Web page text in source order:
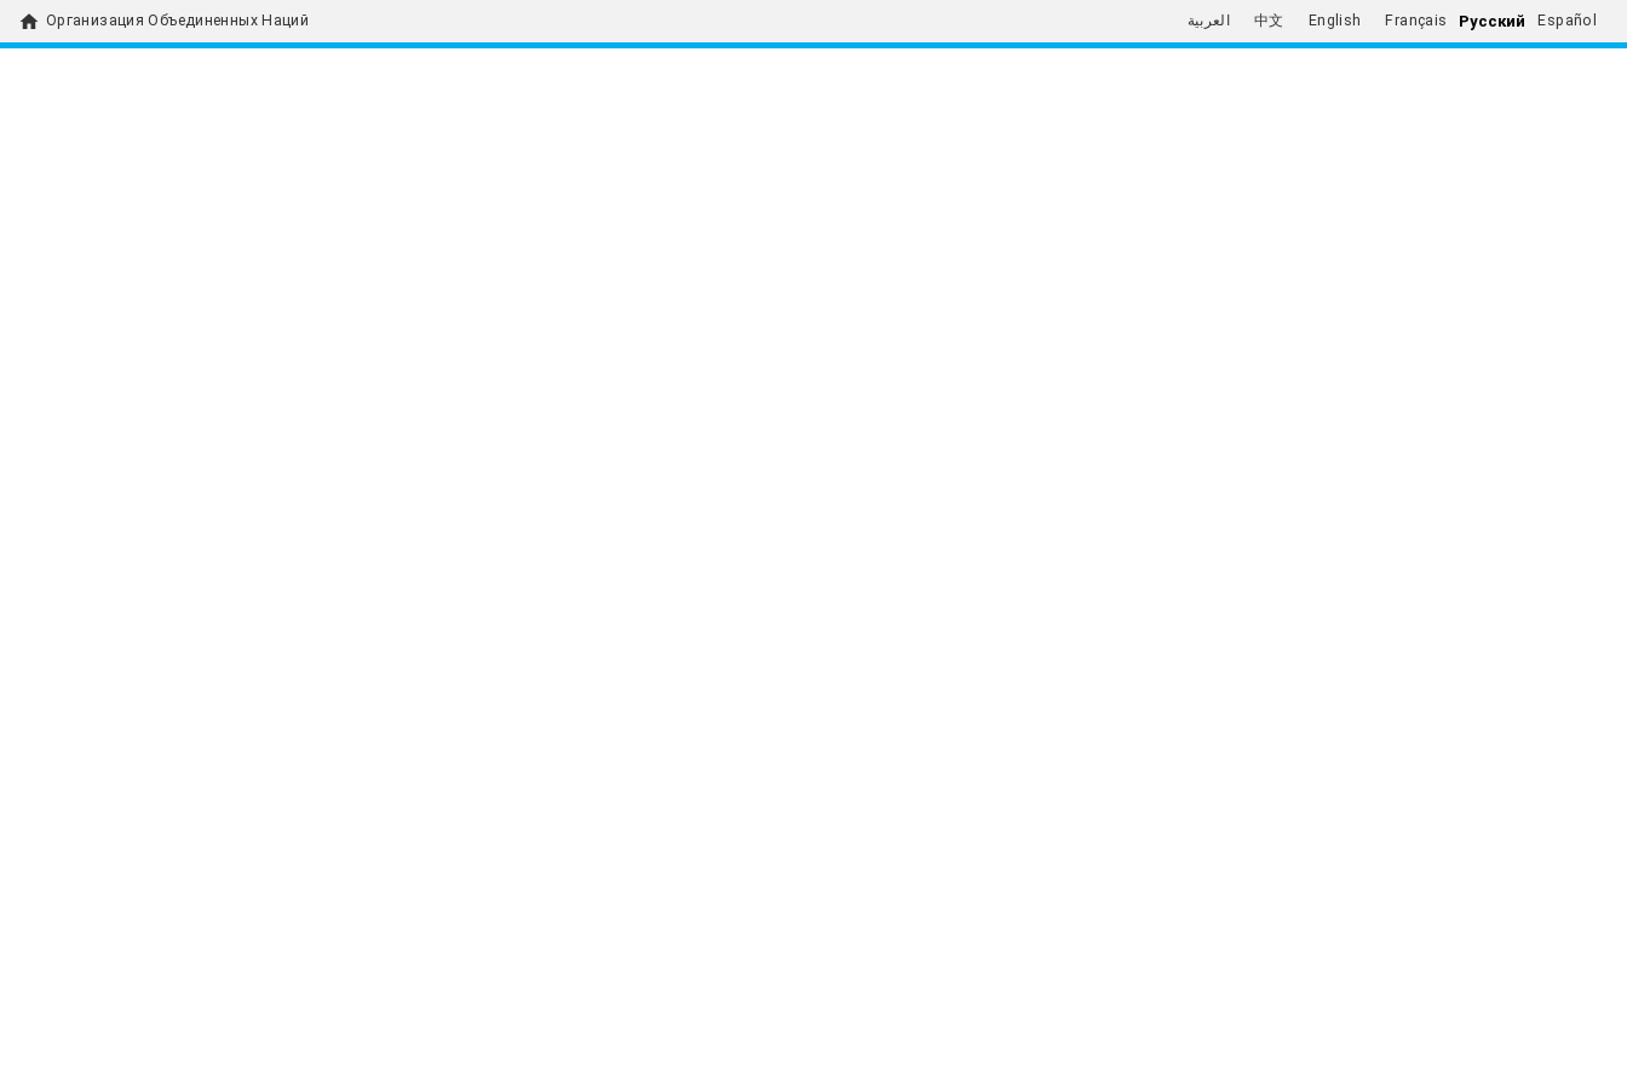
home Организация Объединенных Наций العربية 中文 English Français Русский Español